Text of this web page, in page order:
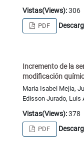
Vistas(Views):306
PDF
Incremento de la
modificación
Maria Isabel Mejía,
Edisson Jurado, Luis
Vistas(Views):378
PDF